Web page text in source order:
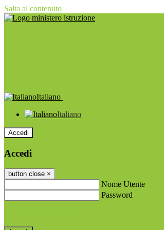
Salta al contenuto
Italiano
Italiano
Accedi
Accedi
button close ×
Nome Utente
Password